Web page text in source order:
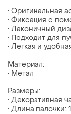
• Оригинальная
• Фиксация с
• Лаконичный
• Подходит для
• Легкая и
Материал:
• Метал
Размеры:
• Декоративная
• Длина палочки: